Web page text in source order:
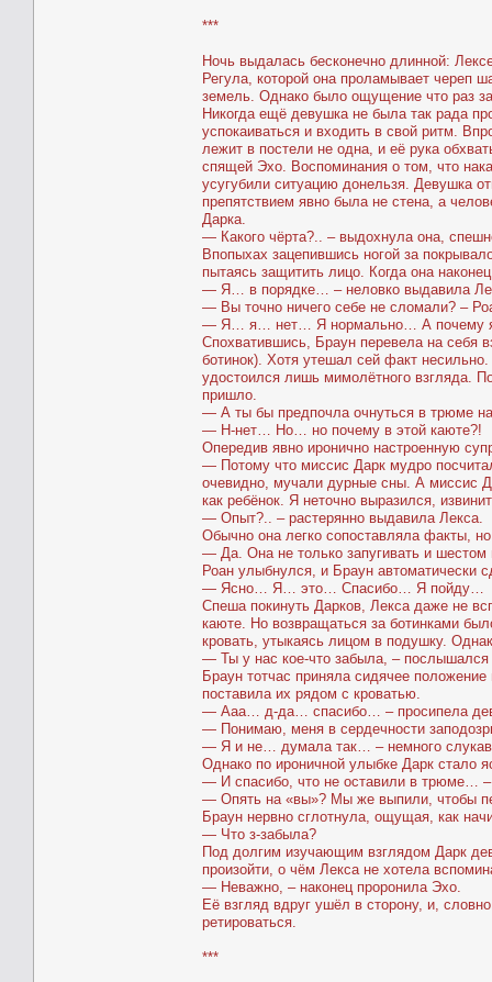
***
Ночь выдалась бесконечно длинной:
Регула, которой она проламывает череп
земель. Однако было ощущение что раз за
Никогда ещё девушка не была так рада
успокаиваться и входить в свой ритм.
лежит в постели не одна, и её рука
спящей Эхо. Воспоминания о том, что
усугубили ситуацию донельзя. Девушка
препятствием явно была не стена, а
Дарка.
— Какого чёрта?.. – выдохнула она,
Впопыхах зацепившись ногой за
пытаясь защитить лицо. Когда она
— Я… в порядке… – неловко выдавила
— Вы точно ничего себе не сломали? –
— Я… я… нет… Я нормально… А почему
Спохватившись, Браун перевела на себя
ботинок). Хотя утешал сей факт
удостоился лишь мимолётного взгляда.
пришло.
— А ты бы предпочла очнуться в трюме
— Н-нет… Но… но почему в этой каюте?!
Опередив явно иронично настроенную
— Потому что миссис Дарк мудро
очевидно, мучали дурные сны. А миссис
как ребёнок. Я неточно выразился,
— Опыт?.. – растерянно выдавила Лекса.
Обычно она легко сопоставляла факты,
— Да. Она не только запугивать и шестом
Роан улыбнулся, и Браун автоматически
— Ясно… Я… это… Спасибо… Я пойду…
Спеша покинуть Дарков, Лекса даже не
каюте. Но возвращаться за ботинками
кровать, утыкаясь лицом в подушку.
— Ты у нас кое-что забыла, –
Браун тотчас приняла сидячее
поставила их рядом с кроватью.
— Ааа… д-да… спасибо… – просипела
— Понимаю, меня в сердечности
— Я и не… думала так… – немного
Однако по ироничной улыбке Дарк стало
— И спасибо, что не оставили в трюме…
— Опять на «вы»? Мы же выпили, чтобы
Браун нервно сглотнула, ощущая, как
— Что з-забыла?
Под долгим изучающим взглядом Дарк
произойти, о чём Лекса не хотела
— Неважно, – наконец проронила Эхо.
Её взгляд вдруг ушёл в сторону, и,
ретироваться.
***